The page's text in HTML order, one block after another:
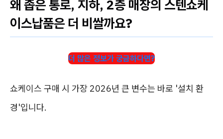
왜 좁은 통로, 지하, 2층 매장의 스텐쇼케
이스납품은 더 비쌀까요?
더 많은 정보가 궁금하다면?
쇼케이스 구매 시 가장 2026년 큰 변수는 바로 '설치 환
경'입니다.